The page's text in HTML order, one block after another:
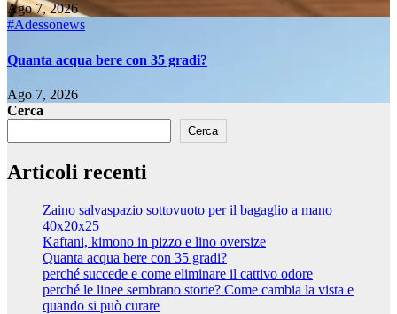
Ago 7, 2026
#Adessonews
Quanta acqua bere con 35 gradi?
Ago 7, 2026
Cerca
Cerca
Articoli recenti
Zaino salvaspazio sottovuoto per il bagaglio a mano
40x20x25
Kaftani, kimono in pizzo e lino oversize
Quanta acqua bere con 35 gradi?
perché succede e come eliminare il cattivo odore
perché le linee sembrano storte? Come cambia la vista e
quando si può curare